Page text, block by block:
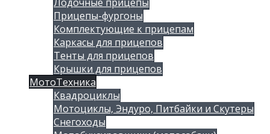
Прицепы-фургоны
Комплектующие к прицепам
Каркасы для прицепов
Тенты для прицепов
Крышки для прицепов
МотоТехника
Квадроциклы
Мотоциклы, Эндуро, Питбайки и Скутеры
Снегоходы